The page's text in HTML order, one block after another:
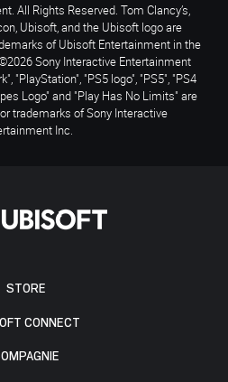
STORE
CONNECT
All Rights Reserved. Tom Clancy’s,
Ubisoft, and the Ubisoft logo are
of Ubisoft Entertainment in the
Sony Interactive Entertainment
"PlayStation", "PS5 logo", "PS5", "PS4
Logo" and "Play Has No Limits" are
trademarks of Sony Interactive
Inc.